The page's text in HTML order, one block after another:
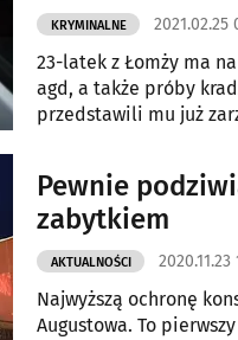
KRYMINALNE 2021.02.25
23-latek z Łomży ma
agd, a także próby
przedstawili mu już
Pewnie
zabytkiem
AKTUALNOŚCI 2020.11.23
Najwyższą ochronę
Augustowa. To